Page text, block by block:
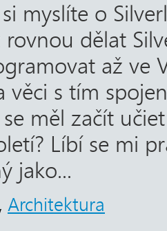
myslíte o
rovnou dělat
až ve
věci s tím
měl začít
Líbí se mi
jako...
, Architektura